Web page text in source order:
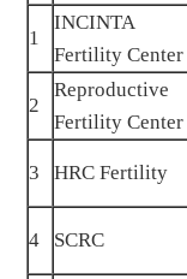
1
INCINTA
Fertility Center
2
Reproductive
Fertility Center
3 HRC Fertility
4 SCRC